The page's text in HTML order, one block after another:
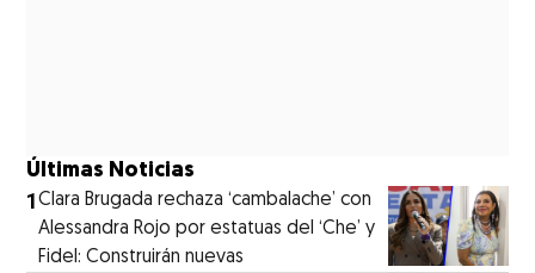
Últimas Noticias
1Clara Brugada rechaza ‘cambalache’ con
Alessandra Rojo por estatuas del ‘Che’ y
Fidel: Construirán nuevas